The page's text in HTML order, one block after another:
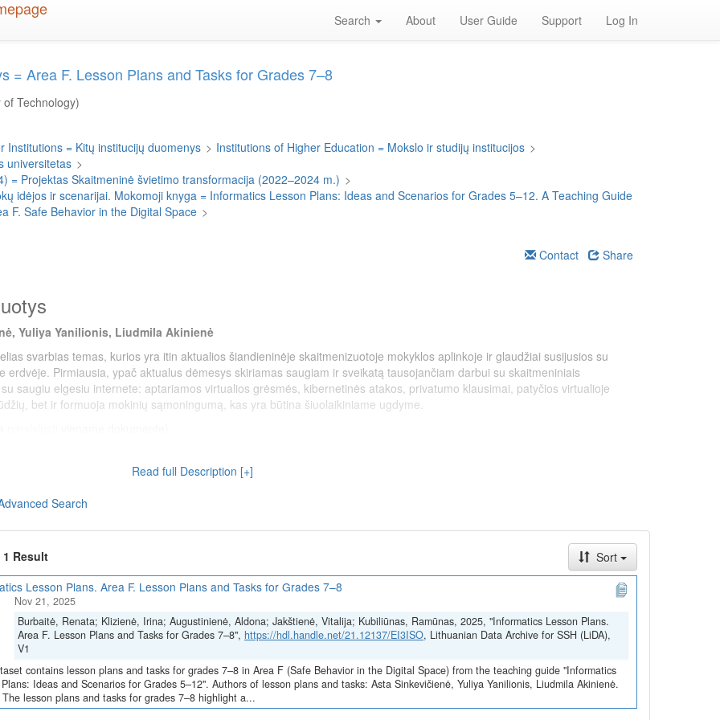
Search About User Guide Support Log In
= Area F. Lesson Plans and Tasks for Grades 7–8
Technology)
Institutions = Kitų institucijų duomenys > Institutions of Higher Education = Mokslo ir studijų institucijos >
universitetas >
= Projektas Skaitmeninė švietimo transformacija (2022–2024 m.) >
idėjos ir scenarijai. Mokomoji knyga = Informatics Lesson Plans: Ideas and Scenarios for Grades 5–12. A Teaching Guide
F. Safe Behavior in the Digital Space >
Contact Share
Yuliya Yanilionis, Liudmila Akinienė
svarbias temas, kurios yra itin aktualios šiandieninėje skaitmenizuotoje mokyklos aplinkoje ir glaudžiai susijusios su
Pirmiausia, ypač aktualus dėmesys skiriamas saugiam ir sveikatą tausojančiam darbui su skaitmeniniais
saugiu elgesiu internete: aptariamos virtualios grėsmės, kibernetinės atakos, privatumo klausimai, patyčios virtualioje
bet ir formuoja mokinių sąmoningumą, kas yra būtina šiuolaikiniame ugdyme.
(Asta Sinkevičienė)
ir problemos (Asta Sinkevičienė)
įrenginiu (Yuliya Yanilionis)
skaitmenines technologijas (Yuliya Yanilionis)
(Yuliya Yanilionis)
„Skaitmeninė švietimo transformacija („EdTech“)
(Nr. 10-004-P-0001)“, įgyvendintą pagal ekonomikos gaivinimo ir atsparumo
Sąjungos ekonomikos gaivinimo ir atsparumo didinimo priemonės „NextGenerationEU“ lėšomis.
Grades 7–8
Read full Description [+]
Search
Result
Sort
Lesson Plans. Area F. Lesson Plans and Tasks for Grades 7–8
Nov 21, 2025
Burbaitė, Renata; Klizienė, Irina; Augustinienė, Aldona; Jakštienė, Vitalija; Kubiliūnas, Ramūnas, 2025, "Informatics Lesson Plans.
Area F. Lesson Plans and Tasks for Grades 7–8", https://hdl.handle.net/21.12137/EI3ISO, Lithuanian Data Archive for SSH (LiDA),
V1
contains lesson plans and tasks for grades 7–8 in Area F (Safe Behavior in the Digital Space) from the teaching guide "Informatics
Ideas and Scenarios for Grades 5–12". Authors of lesson plans and tasks: Asta Sinkevičienė, Yuliya Yanilionis, Liudmila Akinienė.
lesson plans and tasks for grades 7–8 highlight a...